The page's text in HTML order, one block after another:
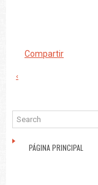
Compartir
‹
PÁGINA PRINCIPAL